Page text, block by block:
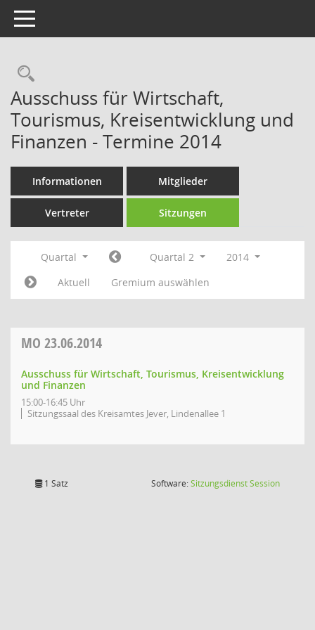
Toggle navigation
Rechercheauswahl
Ausschuss für Wirtschaft,
Tourismus, Kreisentwicklung und
Finanzen - Termine 2014
Informationen Mitglieder
Vertreter Sitzungen
Quartal Quartal 2
2014
Aktuell
Gremium auswählen
MO 23.06.2014
Ausschuss für Wirtschaft, Tourismus, Kreisentwicklung
und Finanzen
15:00-16:45 Uhr
Sitzungssaal des Kreisamtes Jever, Lindenallee 1
1 Satz Software:SitzungsdienstSession(Wird in